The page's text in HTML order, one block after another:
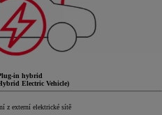
in hybrid
Electric Vehicle)
z externí elektrické sítě